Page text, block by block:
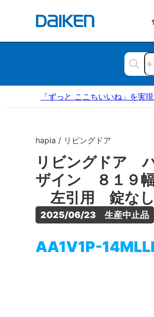
「ずっと ここちいいね」を実
hapia / リビングドア
リビングドア
ザイン ８１９
左引用 錠な
2025/06/23　生産中止品
AA1V1P-